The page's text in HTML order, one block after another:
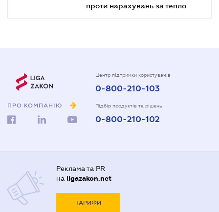
проти нарахувань за тепло
ПРО КОМПАНІЮ
Центр підтримки користувачів
0-800-210-103
Підбір продуктів та рішень
0-800-210-102
Реклама та PR
на ligazakon.net
ТАРИФИ